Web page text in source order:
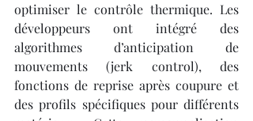
optimiser le contrôle thermique. Les
développeurs ont intégré des
algorithmes d’anticipation de
mouvements (jerk control), des
fonctions de reprise après coupure et
des profils spécifiques pour différents